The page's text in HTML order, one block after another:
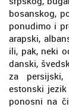
bosanskog,
ponudimo i
arapski,
ili, pak, neki
danski,
za persijski,
estonski
ponosni na